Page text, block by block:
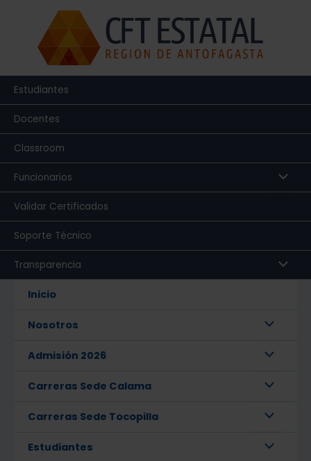
contenido
Estudiantes
Docentes
Classroom
Funcionarios
Validar Certificados
Soporte Técnico
Transparencia
Inicio
Nosotros
Admisión 2026
Carreras Sede Calama
Carreras Sede Tocopilla
Estudiantes